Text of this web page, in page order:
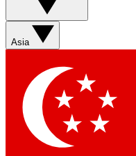
Asia